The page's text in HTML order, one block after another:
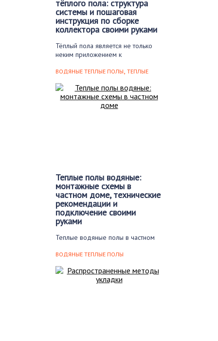
тёплого пола: структура
системы и пошаговая
инструкция по сборке
коллектора своими руками
Тёплый пола является не только
неким приложением к
батареям, но…
ВОДЯНЫЕ ТЕПЛЫЕ ПОЛЫ, ТЕПЛЫЕ
Теплые полы водяные:
монтажные схемы в
частном доме, технические
рекомендации и
подключение своими
руками
Теплые водяные полы в частном
относительно давно и за…
ВОДЯНЫЕ ТЕПЛЫЕ ПОЛЫ